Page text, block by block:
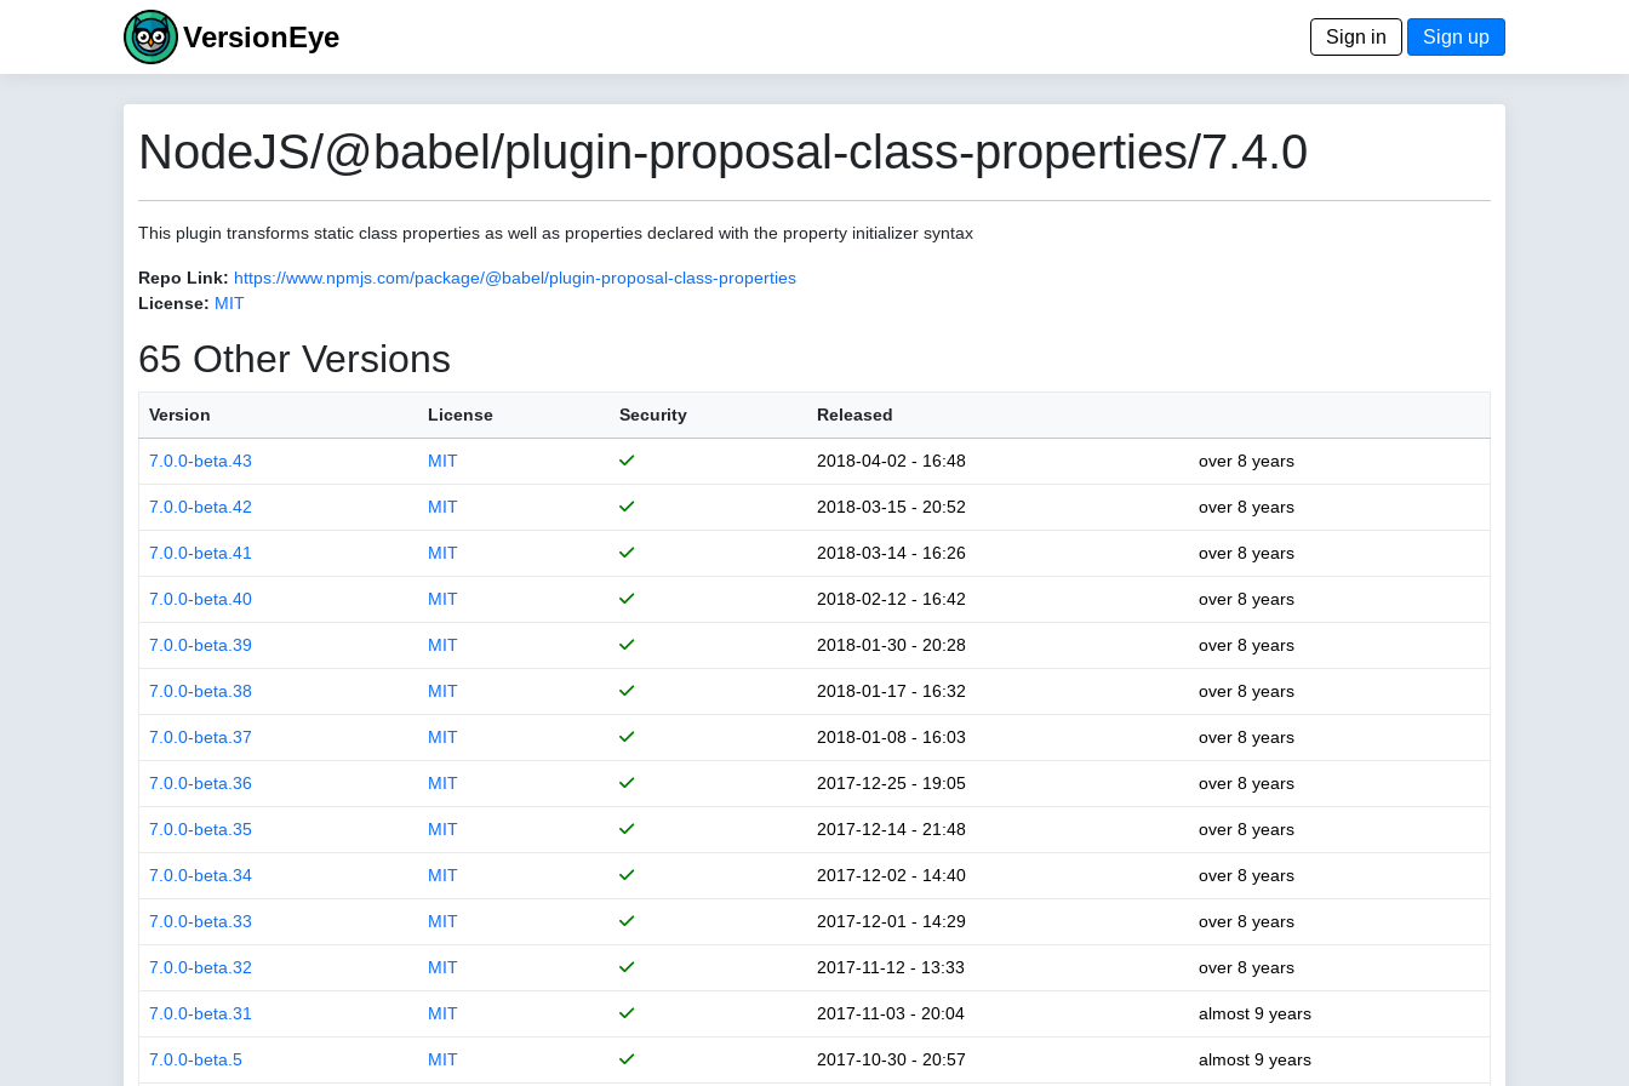
VersionEye Sign in Sign up
NodeJS/@babel/plugin-proposal-class-properties/7.4.0
This plugin transforms static class properties as well as properties declared with the property initializer syntax
Repo Link: https://www.npmjs.com/package/@babel/plugin-proposal-class-properties
License: MIT
65 Other Versions
Version License Security Released
7.0.0-beta.43 MIT 2018-04-02 - 16:48 over 8 years
7.0.0-beta.42 MIT 2018-03-15 - 20:52 over 8 years
7.0.0-beta.41 MIT 2018-03-14 - 16:26 over 8 years
7.0.0-beta.40 MIT 2018-02-12 - 16:42 over 8 years
7.0.0-beta.39 MIT 2018-01-30 - 20:28 over 8 years
7.0.0-beta.38 MIT 2018-01-17 - 16:32 over 8 years
7.0.0-beta.37 MIT 2018-01-08 - 16:03 over 8 years
7.0.0-beta.36 MIT 2017-12-25 - 19:05 over 8 years
7.0.0-beta.35 MIT 2017-12-14 - 21:48 over 8 years
7.0.0-beta.34 MIT 2017-12-02 - 14:40 over 8 years
7.0.0-beta.33 MIT 2017-12-01 - 14:29 over 8 years
7.0.0-beta.32 MIT 2017-11-12 - 13:33 over 8 years
7.0.0-beta.31 MIT 2017-11-03 - 20:04 almost 9 years
7.0.0-beta.5 MIT 2017-10-30 - 20:57 almost 9 years